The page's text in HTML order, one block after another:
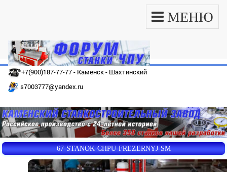
МЕНЮ
+7(900)187-77-77 - Каменск - Шахтинский
s7003777@yandex.ru
67-STANOK-CHPU-FREZERNYJ-SM